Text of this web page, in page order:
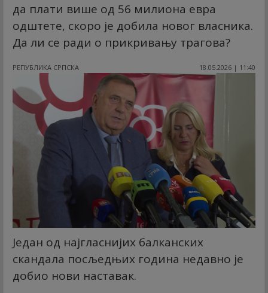
да плати више од 56 милиона евра
одштете, скоро је добила новог власника.
Да ли се ради о прикривању трагова?
РЕПУБЛИКА СРПСКА 18.05.2026 | 11:40
Један од најгласнијих балканских
скандала посљедњих година недавно је
добио нови наставак.